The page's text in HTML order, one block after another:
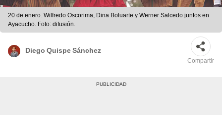
20 de enero. Wilfredo Oscorima, Dina Boluarte y Werner Salcedo juntos en
Ayacucho. Foto: difusión.
Diego Quispe Sánchez
Compartir